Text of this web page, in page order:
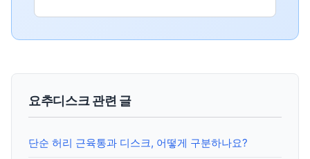
요추디스크 관련 글
단순 허리 근육통과 디스크, 어떻게 구분하나요?